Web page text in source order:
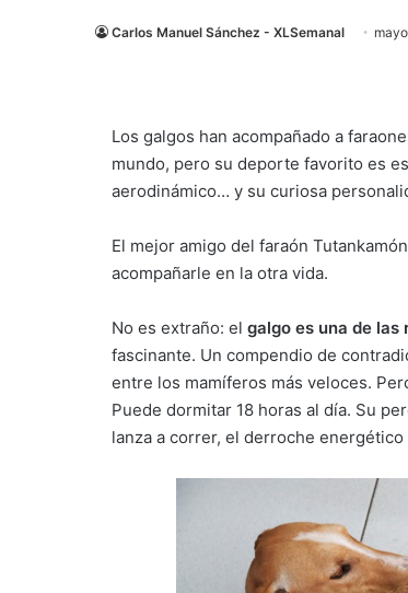
Carlos Manuel Sánchez - XLSemanal
Los galgos han acompañado a
mundo, pero su deporte favorito es
aerodinámico… y su curiosa
El mejor amigo del faraón
acompañarle en la otra vida.
No es extraño: el galgo es una de las
fascinante. Un compendio de
entre los mamíferos más veloces.
Puede dormitar 18 horas al día. Su
lanza a correr, el derroche